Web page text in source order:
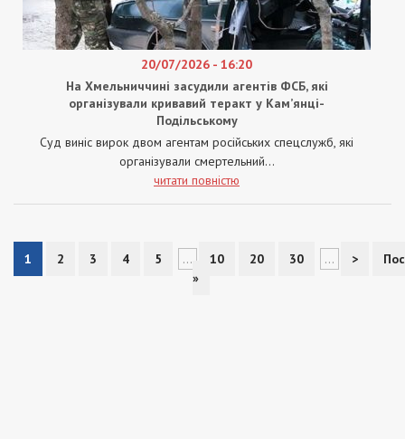
20/07/2026 - 16:20
На Хмельниччині засудили агентів ФСБ, які
організували кривавий теракт у Кам’янці-
Подільському
Суд виніс вирок двом агентам російських спецслужб, які
організували смертельний...
читати повністю
1 2 3 4 5 ... 10 20 30 ... >
»